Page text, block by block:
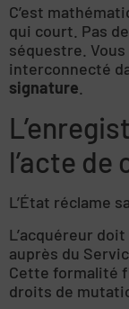
C’est
qui court. Pas
séquestre.
interconnecté
signature
l’acte de
L’État réclame
L’acquéreur
auprès du
Cette formalité
droits de